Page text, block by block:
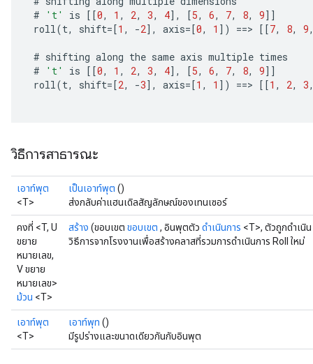
#
't' is [[0, 1 , 2, 3, 4] , [5, 6, 7, 8, 9]]
roll(t, shift=[1 , -2] , axis=[0, 1 ] ) ==> [[7, 8, 9
# shifting along the same axis multiple times
#
't' is [[0, 1 , 2, 3, 4] , [5, 6, 7, 8, 9]]
roll(t, shift=[2, -3] , axis=[1 , 1 ] ) ==> [[1 , 2, 3
วิธีการสาธารณะ
เอาท์พุต
<T>
เป็นเอาท์พุต ()
ส่งกลับค่าแฮนเดิลสัญลักษณ์ของเทนเซอร์
คงที่ <T, U
ขยาย
หมายเลข,
V ขยาย
หมายเลข>
ม้วน <T>
สร้าง (ขอบเขต ขอบเขต , อินพุตตัว ดำเนินการ <T>, ตัวถูกดำเนิน
วิธีการจากโรงงานเพื่อสร้างคลาสที่รวมการดำเนินการ Roll ใหม่
เอาท์พุต
<T>
เอาท์พุท ()
มีรูปร่างและขนาดเดียวกันกับอินพุต